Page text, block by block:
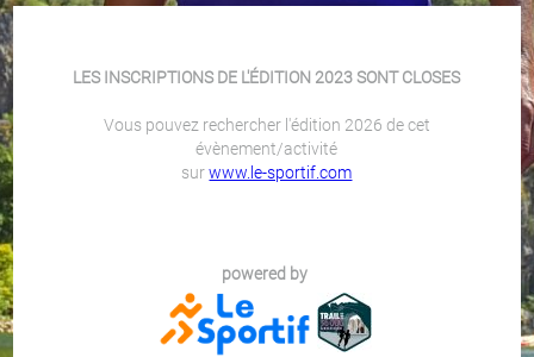
LES INSCRIPTIONS DE L'ÉDITION 2023 SONT CLOSES
Vous pouvez rechercher l'édition 2026 de cet
évènement/activité
surwww.le-sportif.com
powered by